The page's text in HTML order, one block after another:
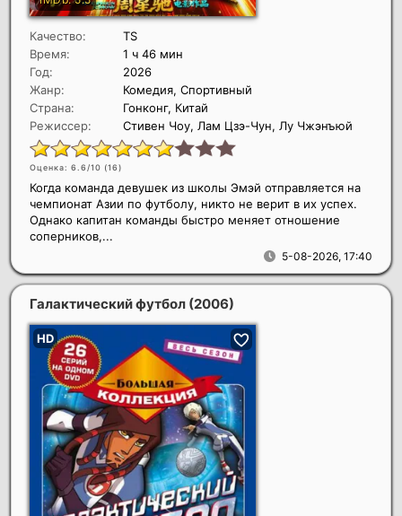
Качество:
TS
Время:
1 ч 46 мин
Год:
2026
Жанр:
Комедия, Спортивный
Страна:
Гонконг, Китай
Режиссер:
Стивен Чоу, Лам Цзэ-Чун, Лу Чжэнъюй
Оценка: 6.6/10 (16)
5-08-2026, 17:40
Когда команда девушек из школы Эмэй отправляется на
чемпионат Азии по футболу, никто не верит в их успех.
Однако капитан команды быстро меняет отношение
соперников,...
Галактический футбол (2006)